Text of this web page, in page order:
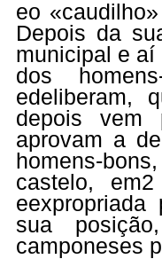
eo
Depois da
municipal e aí
dos
edeliberam,
depois vem
aprovam a
homens-
castelo,
sua
camponeses